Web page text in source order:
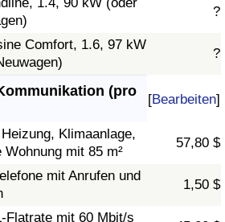
1.4, 90 kW (oder
?
Comfort, 1.6, 97 kW
?
(pro
[Bearbeiten]
Klimaanlage,
mit 85 m²
57,80 $
mit Anrufen und
1,50 $
Flatrate mit 60 Mbit/s